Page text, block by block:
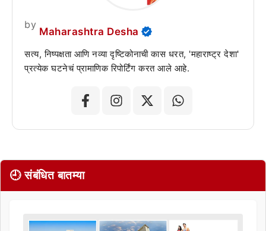
by
Maharashtra Desha
सत्य, निष्पक्षता आणि नव्या दृष्टिकोनाची कास धरत, 'महाराष्ट्र देशा'
प्रत्येक घटनेचं प्रामाणिक रिपोर्टिंग करत आले आहे.
🕘 संबंधित बातम्या